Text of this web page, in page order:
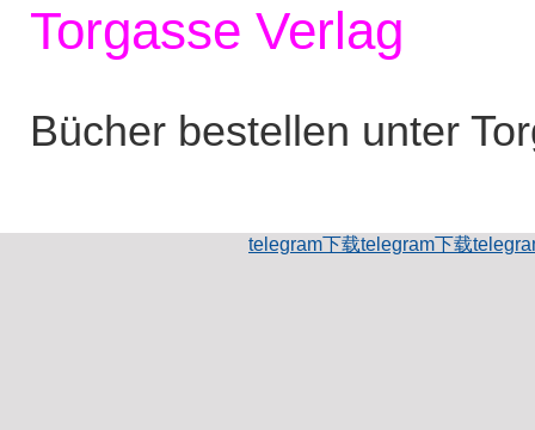
Torgasse Verlag
Bücher bestellen unter
telegram下载telegram下载